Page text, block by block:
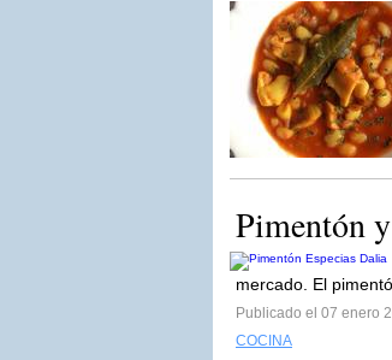
Pimentón
mercado. El
Publicado el 07 enero
COCINA